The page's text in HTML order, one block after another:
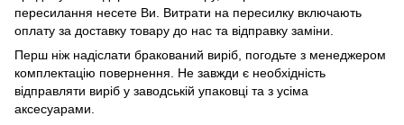
пересилання несете Ви. Витрати на пересилку включають
оплату за доставку товару до нас та відправку заміни.
Перш ніж надіслати бракований виріб, погодьте з менеджером
комплектацію повернення. Не завжди є необхідність
відправляти виріб у заводській упаковці та з усіма
аксесуарами.